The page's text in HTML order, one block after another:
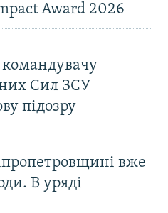
Award 2026
Сил ЗСУ
підозру
вже
В уряді